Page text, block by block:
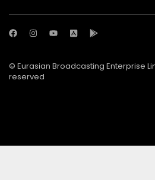
© Eurasian Broadcasting Enterprise
reserved